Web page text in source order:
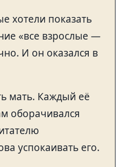
хотели показать
«все взрослые —
И он оказался в
мать. Каждый её
оборачивался
успокаивать его.